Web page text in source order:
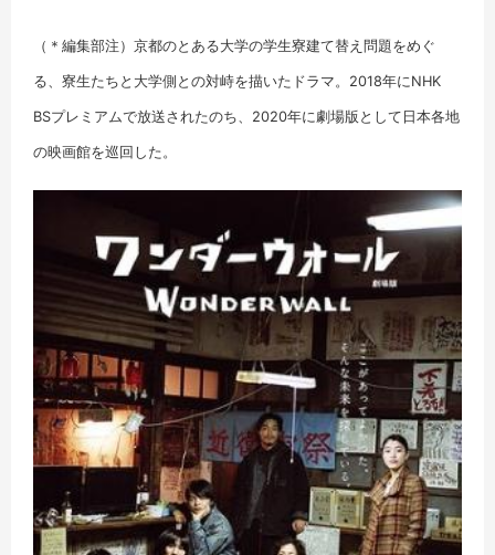
（＊編集部注）京都のとある大学の学生寮建て替え問題をめぐ
る、寮生たちと大学側との対峙を描いたドラマ。2018年にNHK
BSプレミアムで放送されたのち、2020年に劇場版として日本各地
の映画館を巡回した。